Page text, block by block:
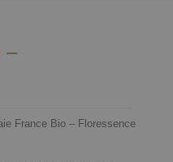
–
France Bio – Floressence